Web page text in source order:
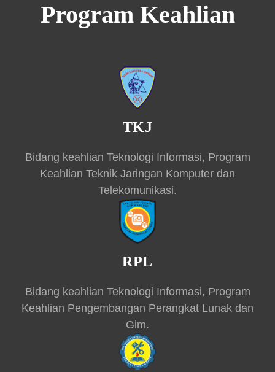
Program Keahlian
TKJ
Bidang keahlian Teknologi Informasi, Program
Keahlian Teknik Jaringan Komputer dan
Telekomunikasi.
RPL
Bidang keahlian Teknologi Informasi, Program
Keahlian Pengembangan Perangkat Lunak dan
Gim.